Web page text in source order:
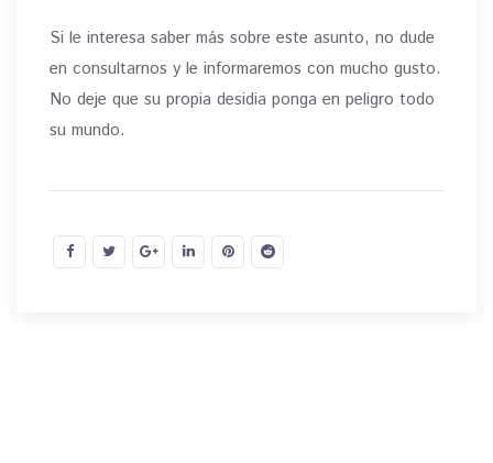
Si le interesa saber más sobre este asunto, no dude
en consultarnos y le informaremos con mucho gusto.
No deje que su propia desidia ponga en peligro todo
su mundo.